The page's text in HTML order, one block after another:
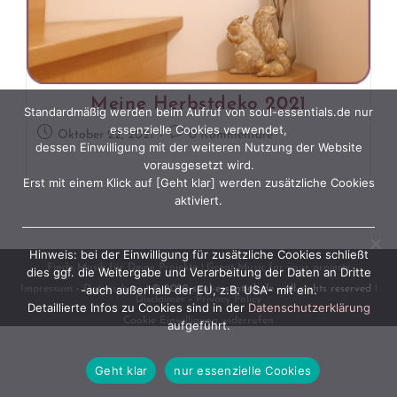
Meine Herbstdeko 2021
Beitrag
veröffentlicht:
Oktober 22, 2021
Beitrags-
Kommentare:
0 Kommentare
Finde Musik für Deine Projekte
Great Music for your projects
Impressum
-Datenschutzǀ © 2022 soul-essentials.de - all rights reserved ǀ
Disclaimer
-
Privacy Policy
Cookie Einwilligung widerrufen
Standardmäßig werden beim Aufruf von soul-essentials.de nur
essenzielle Cookies verwendet,
dessen Einwilligung mit der weiteren Nutzung der Website
vorausgesetzt wird.
Erst mit einem Klick auf [Geht klar] werden zusätzliche Cookies
aktiviert.
Hinweis: bei der Einwilligung für zusätzliche Cookies schließt
dies ggf. die Weitergabe und Verarbeitung der Daten an Dritte
-auch außerhalb der EU, z.B. USA- mit ein.
Detaillierte Infos zu Cookies sind in der Datenschutzerklärung
aufgeführt.
Geht klar nur essenzielle Cookies